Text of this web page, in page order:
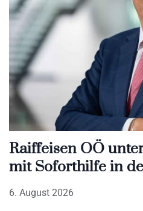
Raiffeisen OÖ
mit Soforthilfe in
6. August 2026